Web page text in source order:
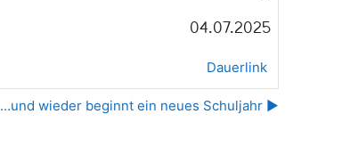
04.07.2025
Dauerlink
…und wieder beginnt ein neues Schuljahr ▶︎